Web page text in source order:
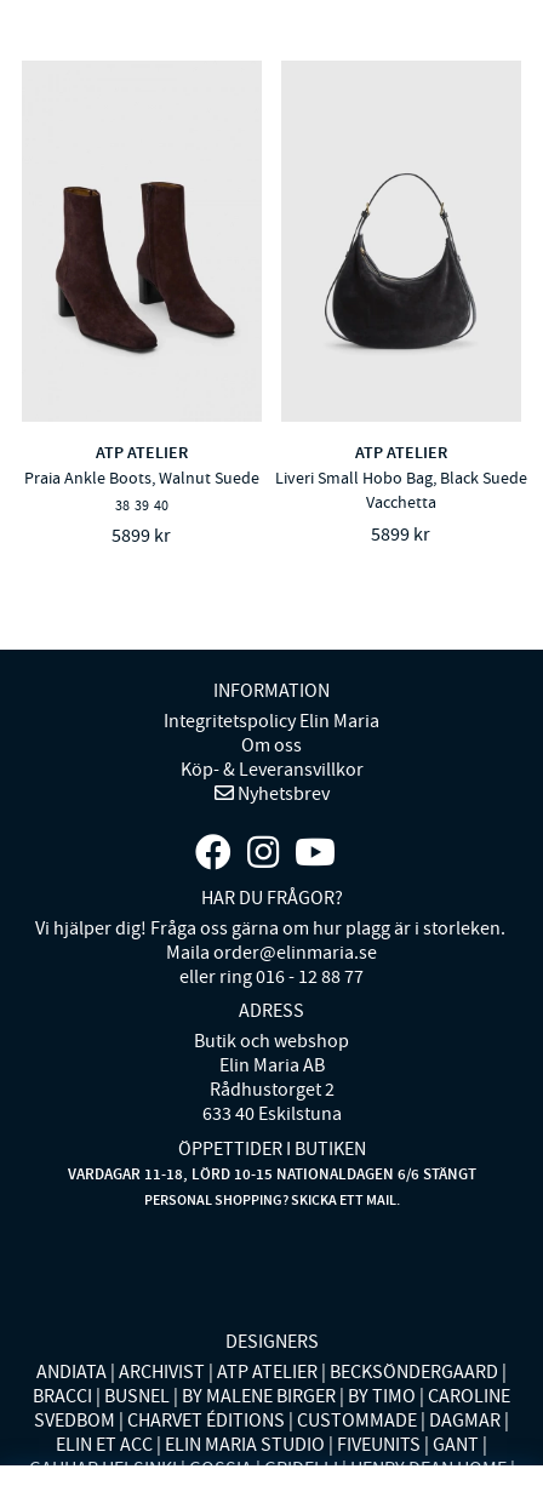
ATP ATELIER
Praia Ankle Boots, Walnut Suede
38 39 40
5899 kr
ATP ATELIER
Liveri Small Hobo Bag, Black Suede
Vacchetta
5899 kr
INFORMATION
Integritetspolicy Elin Maria
Om oss
Köp- & Leveransvillkor
Nyhetsbrev
HAR DU FRÅGOR?
Vi hjälper dig! Fråga oss gärna om hur plagg är i storleken.
Maila order@elinmaria.se
eller ring 016 - 12 88 77
ADRESS
Butik och webshop
Elin Maria AB
Rådhustorget 2
633 40 Eskilstuna
ÖPPETTIDER I BUTIKEN
VARDAGAR 11-18, LÖRD 10-15 NATIONALDAGEN 6/6 STÄNGT
PERSONAL SHOPPING? SKICKA ETT MAIL.
DESIGNERS
ANDIATA ARCHIVIST ATP ATELIER BECKSÖNDERGAARD
BRACCI BUSNEL BY MALENE BIRGER BY TIMO CAROLINE
SVEDBOM CHARVET ÉDITIONS CUSTOMMADE DAGMAR
ELIN ET ACC ELIN MARIA STUDIO FIVEUNITS GANT
GAUHAR HELSINKI GOSSIA GRIDELLI HENRY DEAN HOME